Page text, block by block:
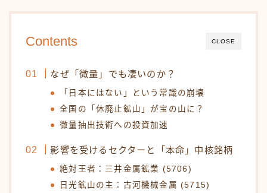
CLOSE
Contents
なぜ「微量」でも凄いのか？
「日本にはない」という常識の崩壊
全国の「休廃止鉱山」が宝の山に？
微量抽出技術への投資加速
影響を受けるセクターと「本命」中核銘柄
絶対王者：三井金属鉱業 (5706)
日光鉱山の主：古河機械金属 (5715)